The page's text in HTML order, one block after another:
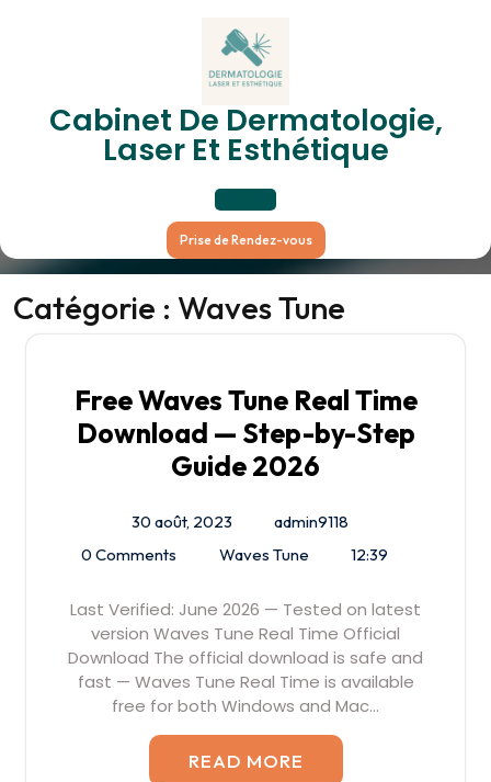
Cabinet De Dermatologie,
Laser Et Esthétique
Open
Button
Prise de Rendez-vous
Catégorie :Waves Tune
Catégorie : Waves Tune
Free Waves Tune Real Time
Download — Step-by-Step
Guide 2026
30 août, 2023
admin9118
0 Comments
Waves Tune 12:39
Last Verified: June 2026 — Tested on latest
version Waves Tune Real Time Official
Download The official download is safe and
fast — Waves Tune Real Time is available
free for both Windows and Mac…
READ MORE